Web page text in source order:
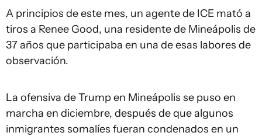
A principios de este mes, un agente de ICE mató a
tiros a Renee Good, una residente de Mineápolis de
37 años que participaba en una de esas labores de
observación.
La ofensiva de Trump en Mineápolis se puso en
marcha en diciembre, después de que algunos
inmigrantes somalíes fueran condenados en un